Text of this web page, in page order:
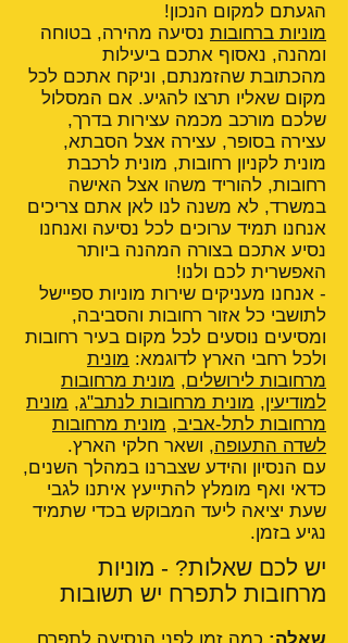
הגעתם למקום הנכון!
מוניות ברחובות נסיעה מהירה, בטוחה
ומהנה, נאסוף אתכם ביעילות
מהכתובת שהזמנתם, וניקח אתכם לכל
מקום שאליו תרצו להגיע. אם המסלול
שלכם מורכב מכמה עצירות בדרך,
עצירה בסופר, עצירה אצל הסבתא,
מונית לקניון רחובות, מונית לרכבת
רחובות, להוריד משהו אצל האישה
במשרד, לא משנה לנו לאן אתם צריכים
אנחנו תמיד ערוכים לכל נסיעה ואנחנו
נסיע אתכם בצורה המהנה ביותר
האפשרית לכם ולנו!
- אנחנו מעניקים שירות מוניות ספיישל
לתושבי כל אזור רחובות והסביבה,
ומסיעים נוסעים לכל מקום בעיר רחובות
ולכל רחבי הארץ לדוגמא: מונית
מרחובות לירושלים, מונית מרחובות
למודיעין, מונית מרחובות לנתב"ג, מונית
מרחובות לתל-אביב, מונית מרחובות
לשדה התעופה, ושאר חלקי הארץ.
עם הנסיון והידע שצברנו במהלך השנים,
כדאי ואף מומלץ להתייעץ איתנו לגבי
שעת יציאה ליעד המבוקש בכדי שתמיד
נגיע בזמן.
יש לכם שאלות? - מוניות
מרחובות לתפרח יש תשובות